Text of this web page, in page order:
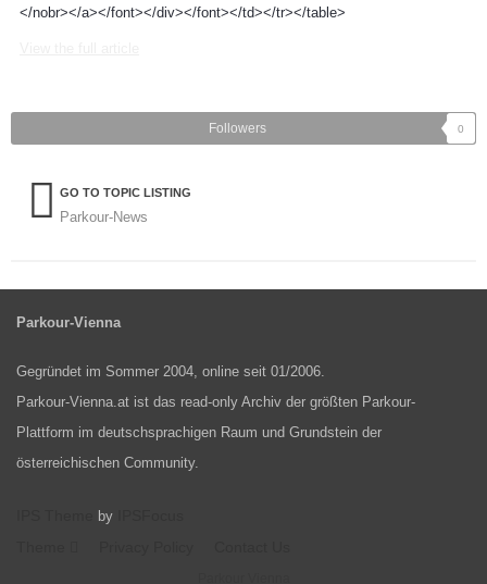
</nobr></a></font></div></font></td></tr></table>
Followers 0
GO TO TOPIC LISTING
Parkour-News
Parkour-Vienna
Gegründet im Sommer 2004, online seit 01/2006.
Parkour-Vienna.at ist das read-only Archiv der größten Parkour-
Plattform im deutschsprachigen Raum und Grundstein der
österreichischen Community.
by